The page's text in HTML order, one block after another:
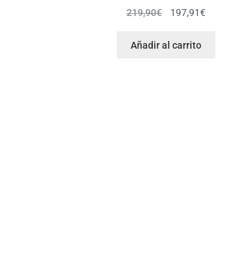
219,90€ 197,91€
Añadir al carrito